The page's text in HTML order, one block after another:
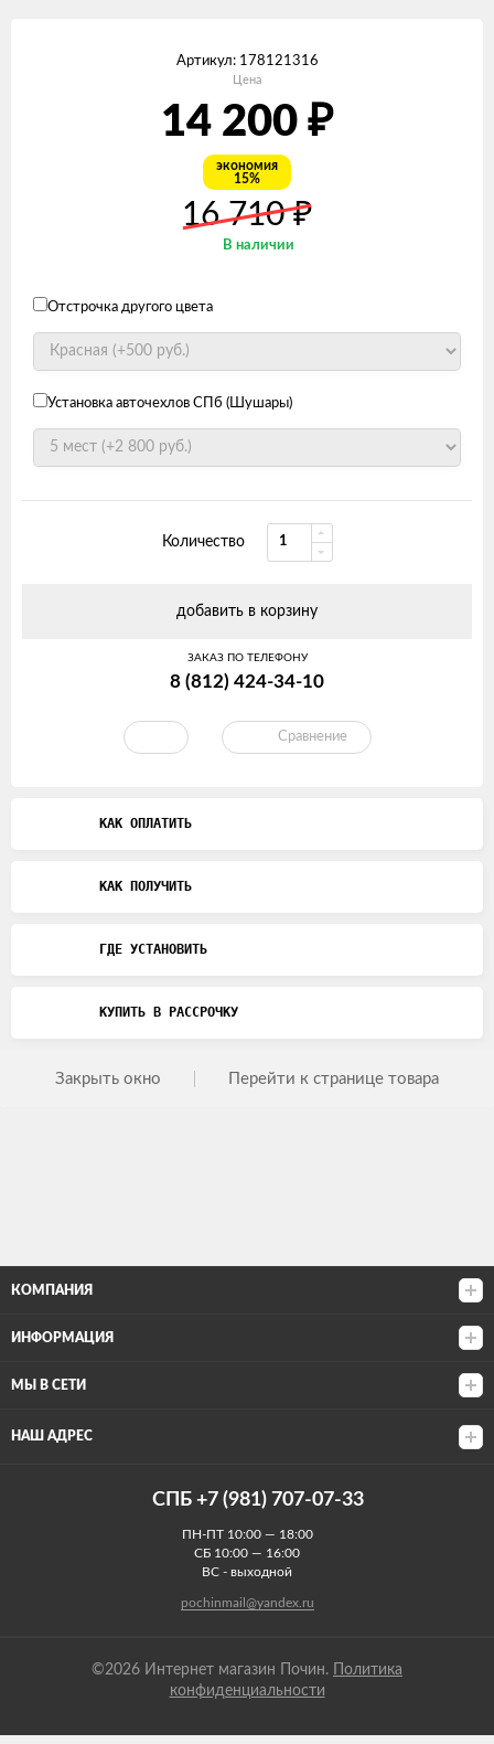
Артикул: 178121316
Цена
14 200 ₽
экономия
15%
16 710₽
В наличии
Отстрочка другого цвета
Установка авточехлов СПб (Шушары)
Количество
добавить в корзину
ЗАКАЗ ПО ТЕЛЕФОНУ
8 (812) 424-34-10
Сравнение
КАК ОПЛАТИТЬ
КАК ПОЛУЧИТЬ
ГДЕ УСТАНОВИТЬ
КУПИТЬ В РАССРОЧКУ
Закрыть окно Перейти к странице товара
КОМПАНИЯ
ИНФОРМАЦИЯ
МЫ В СЕТИ
НАШ АДРЕС
СПБ +7 (981) 707-07-33
ПН-ПТ 10:00 — 18:00
СБ 10:00 — 16:00
ВС - выходной
pochinmail@yandex.ru
©2026 Интернет магазин Почин.
Политика
конфиденциальности